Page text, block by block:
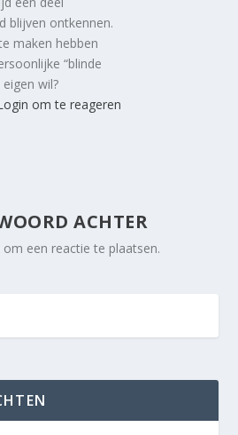
blijven ontkennen.
maken hebben
“blinde
eigen wil?
om te reageren
ACHTER
om een reactie te plaatsen.